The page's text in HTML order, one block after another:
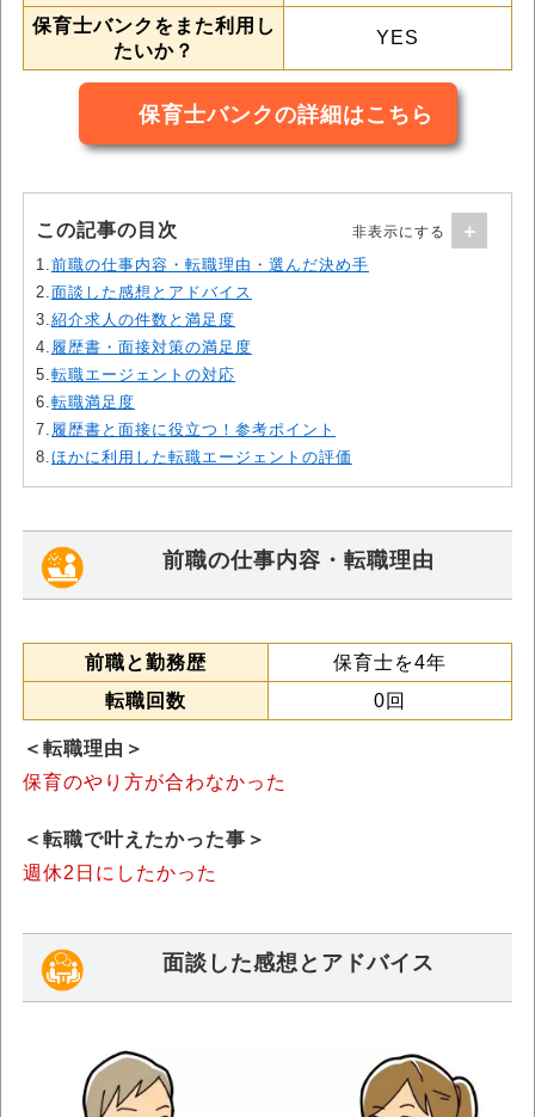
保育士バンクをまた利用し
たいか？
YES
保育士バンクの詳細はこちら
この記事の目次
1.前職の仕事内容・転職理由・選んだ決め手
2.面談した感想とアドバイス
3.紹介求人の件数と満足度
4. 履歴書・面接対策の満足度
5.転職エージェントの対応
6.転職満足度
7. 履歴書と面接に役立つ！参考ポイント
8.ほかに利用した転職エージェントの評価
前職の仕事内容・転職理由
前職と勤務歴
保育士を4年
転職回数
0回
＜転職理由＞
保育のやり方が合わなかった
＜転職で叶えたかった事＞
週休2日にしたかった
面談した感想とアドバイス